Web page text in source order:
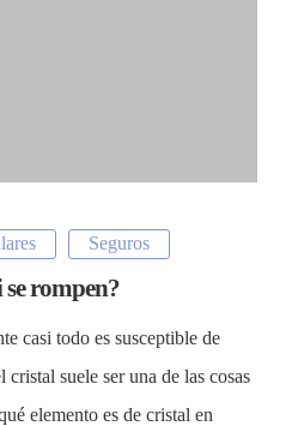
Seguros
rompen?
casi todo es susceptible de
suele ser una de las cosas
elemento es de cristal en